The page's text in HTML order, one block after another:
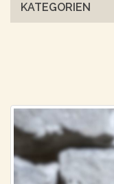
KATEGORIEN